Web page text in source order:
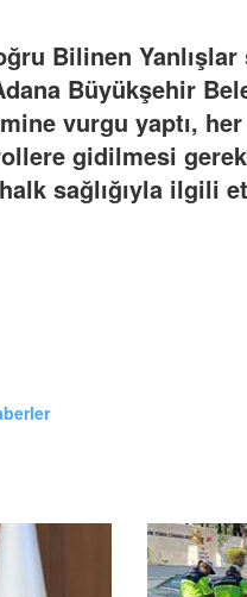
Bilinen
Büyükşehir
vurgu yaptı,
gidilmesi
sağlığıyla ilgili